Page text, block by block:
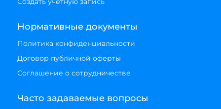
Нормативные документы
Политика конфиденциальности
Договор публичной оферты
Соглашение о сотрудничестве
Часто задаваемые вопросы